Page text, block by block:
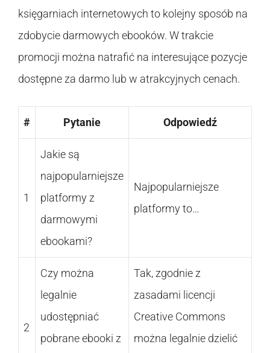
księgarniach internetowych to kolejny sposób na
zdobycie darmowych ebooków. W trakcie
promocji można natrafić na interesujące pozycje
dostępne za darmo lub w atrakcyjnych cenach.
# Pytanie Odpowiedź
1
Jakie są
najpopularniejsze
platformy z
darmowymi
ebookami?
Najpopularniejsze
platformy to…
2
Czy można
legalnie
udostępniać
pobrane ebooki z
Tak, zgodnie z
zasadami licencji
Creative Commons
można legalnie dzielić